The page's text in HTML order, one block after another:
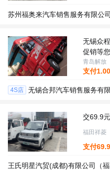
苏州福奥来汽车销售服务有限公司
无锡众
促销等
青岛解放
支付1.00
4S店 无锡合邦汽车销售服务有
交69.9
福田祥菱
支付
王氏明星汽贸(成都)有限公司（福